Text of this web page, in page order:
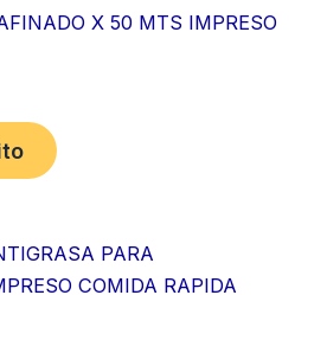
X 50 MTS IMPRESO